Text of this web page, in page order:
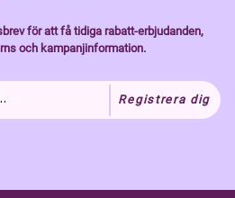
för att få tidiga rabatt-erbjudanden,
och kampanjinformation.
Registrera dig